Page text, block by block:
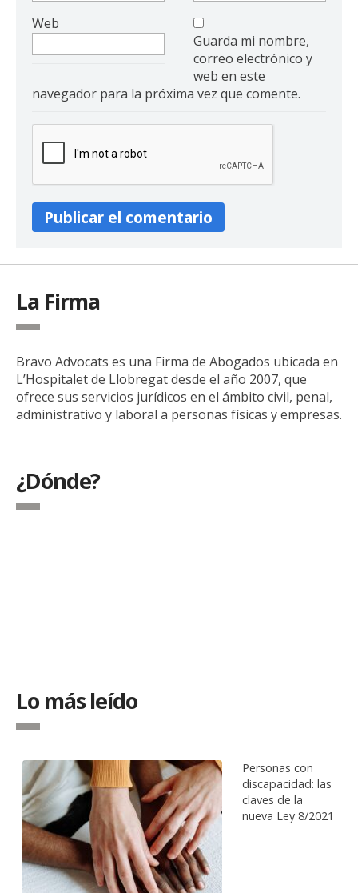
Web
Guarda mi nombre,
correo electrónico y
web en este
navegador para la próxima vez que comente.
La Firma
Bravo Advocats es una Firma de Abogados ubicada en
L’Hospitalet de Llobregat desde el año 2007, que
ofrece sus servicios jurídicos en el ámbito civil, penal,
administrativo y laboral a personas físicas y empresas.
¿Dónde?
Lo más leído
Personas con
discapacidad: las
claves de la
nueva Ley 8/2021